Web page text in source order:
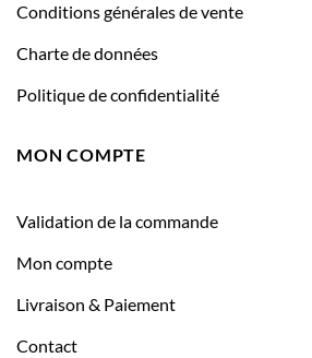
Conditions générales de vente
Charte de données
Politique de confidentialité
MON COMPTE
Validation de la commande
Mon compte
Livraison & Paiement
Contact